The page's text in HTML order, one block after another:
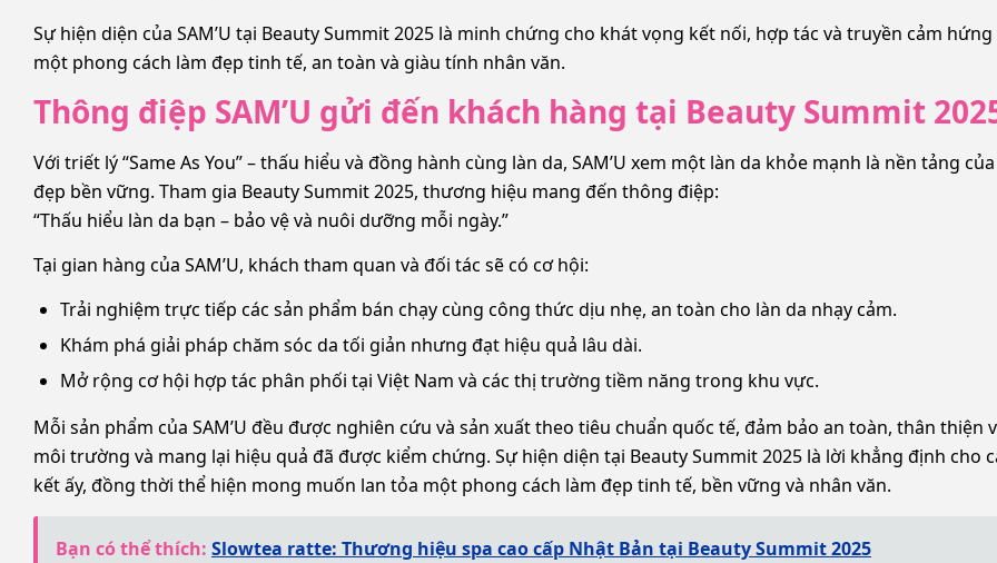
Sự hiện diện của SAM’U tại Beauty Summit 2025 là minh chứng cho khát vọng kết nối, hợp tác và truyền cảm hứng
một phong cách làm đẹp tinh tế, an toàn và giàu tính nhân văn.
Thông điệp SAM’U gửi đến khách hàng tại Beauty Summit
Với triết lý “Same As You” – thấu hiểu và đồng hành cùng làn da, SAM’U xem một làn da khỏe mạnh là nền tảng
đẹp bền vững. Tham gia Beauty Summit 2025, thương hiệu mang đến thông điệp:
“Thấu hiểu làn da bạn – bảo vệ và nuôi dưỡng mỗi ngày.”
Tại gian hàng của SAM’U, khách tham quan và đối tác sẽ có cơ hội:
Trải nghiệm trực tiếp các sản phẩm bán chạy cùng công thức dịu nhẹ, an toàn cho làn da nhạy cảm.
Khám phá giải pháp chăm sóc da tối giản nhưng đạt hiệu quả lâu dài.
Mở rộng cơ hội hợp tác phân phối tại Việt Nam và các thị trường tiềm năng trong khu vực.
Mỗi sản phẩm của SAM’U đều được nghiên cứu và sản xuất theo tiêu chuẩn quốc tế, đảm bảo an toàn, thân thiện
môi trường và mang lại hiệu quả đã được kiểm chứng. Sự hiện diện tại Beauty Summit 2025 là lời khẳng định cho
kết ấy, đồng thời thể hiện mong muốn lan tỏa một phong cách làm đẹp tinh tế, bền vững và nhân văn.
Bạn có thể thích: Slowtea ratte: Thương hiệu spa cao cấp Nhật Bản tại Beauty Summit 2025